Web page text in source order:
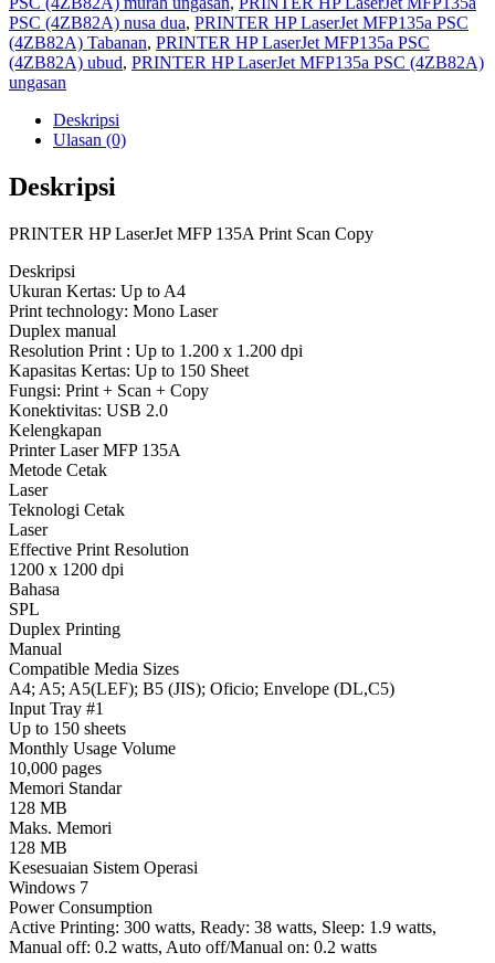
PSC (4ZB82A) nusa dua, PRINTER HP LaserJet MFP135a PSC
(4ZB82A) Tabanan, PRINTER HP LaserJet MFP135a PSC
(4ZB82A) ubud, PRINTER HP LaserJet MFP135a PSC (4ZB82A)
ungasan
Deskripsi
Ulasan (0)
Deskripsi
PRINTER HP LaserJet MFP 135A Print Scan Copy
Deskripsi
Ukuran Kertas: Up to A4
Print technology: Mono Laser
Duplex manual
Resolution Print : Up to 1.200 x 1.200 dpi
Kapasitas Kertas: Up to 150 Sheet
Fungsi: Print + Scan + Copy
Konektivitas: USB 2.0
Kelengkapan
Printer Laser MFP 135A
Metode Cetak
Laser
Teknologi Cetak
Laser
Effective Print Resolution
1200 x 1200 dpi
Bahasa
SPL
Duplex Printing
Manual
Compatible Media Sizes
A4; A5; A5(LEF); B5 (JIS); Oficio; Envelope (DL,C5)
Input Tray #1
Up to 150 sheets
Monthly Usage Volume
10,000 pages
Memori Standar
128 MB
Maks. Memori
128 MB
Kesesuaian Sistem Operasi
Windows 7
Power Consumption
Active Printing: 300 watts, Ready: 38 watts, Sleep: 1.9 watts,
Manual off: 0.2 watts, Auto off/Manual on: 0.2 watts